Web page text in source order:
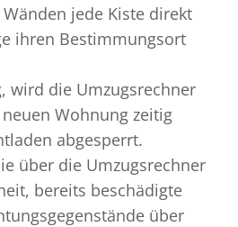
jede Kiste direkt
ihren Bestimmungsort
wird die Umzugsrechner
Wohnung zeitig
abgesperrt.
über die Umzugsrechner
bereits beschädigte
über